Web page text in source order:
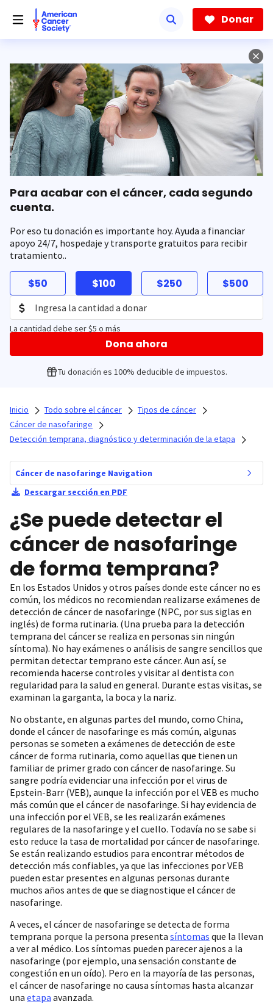
hacia
contenido
Donar
Para acabar con el cáncer, cada segundo
cuenta.
Por eso tu donación es importante hoy. Ayuda a financiar
apoyo 24/7, hospedaje y transporte gratuitos para recibir
tratamiento..
$50 $100 $250 $500
La cantidad debe ser $5 o más
Dona ahora
Tu donación es 100% deducible de impuestos.
Inicio Todo sobre el cáncer
Tipos de cáncer
Cáncer de nasofaringe
Detección temprana, diagnóstico y determinación de la etapa
Cáncer de nasofaringe Navigation
Descargar sección en PDF
¿Se puede detectar el
cáncer de nasofaringe
de forma temprana?
En los Estados Unidos y otros países donde este cáncer no es
común, los médicos no recomiendan realizarse exámenes de
detección de cáncer de nasofaringe (NPC, por sus siglas en
inglés) de forma rutinaria. (Una prueba para la detección
temprana del cáncer se realiza en personas sin ningún
síntoma). No hay exámenes o análisis de sangre sencillos que
permitan detectar temprano este cáncer. Aun así, se
recomienda hacerse controles y visitar al dentista con
regularidad para la salud en general. Durante estas visitas, se
examinan la garganta, la boca y la nariz.
No obstante, en algunas partes del mundo, como China,
donde el cáncer de nasofaringe es más común, algunas
personas se someten a exámenes de detección de este
cáncer de forma rutinaria, como aquellas que tienen un
familiar de primer grado con cáncer de nasofaringe. Su
sangre podría evidenciar una infección por el virus de
Epstein-Barr (VEB), aunque la infección por el VEB es mucho
más común que el cáncer de nasofaringe. Si hay evidencia de
una infección por el VEB, se les realizarán exámenes
regulares de la nasofaringe y el cuello. Todavía no se sabe si
esto reduce la tasa de mortalidad por cáncer de nasofaringe.
Se están realizando estudios para encontrar métodos de
detección más confiables, ya que las infecciones por VEB
pueden estar presentes en algunas personas durante
muchos años antes de que se diagnostique el cáncer de
nasofaringe.
A veces, el cáncer de nasofaringe se detecta de forma
temprana porque la persona presenta síntomas que la llevan
a ver al médico. Los síntomas pueden parecer ajenos a la
nasofaringe (por ejemplo, una sensación constante de
congestión en un oído). Pero en la mayoría de las personas,
el cáncer de nasofaringe no causa síntomas hasta alcanzar
una etapa avanzada.